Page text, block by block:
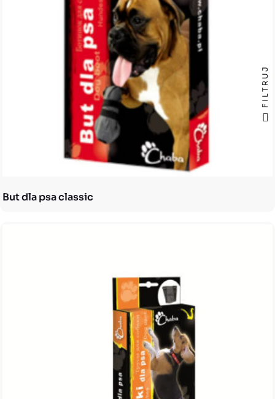
But dla psa classic
FILTRUJ